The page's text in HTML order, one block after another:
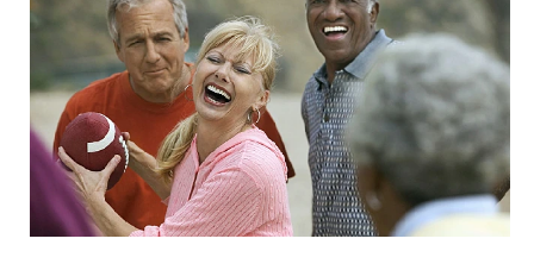
PARA PROFESIONALES
CUPONES
DÓNDE COMPRAR
BO (ES)